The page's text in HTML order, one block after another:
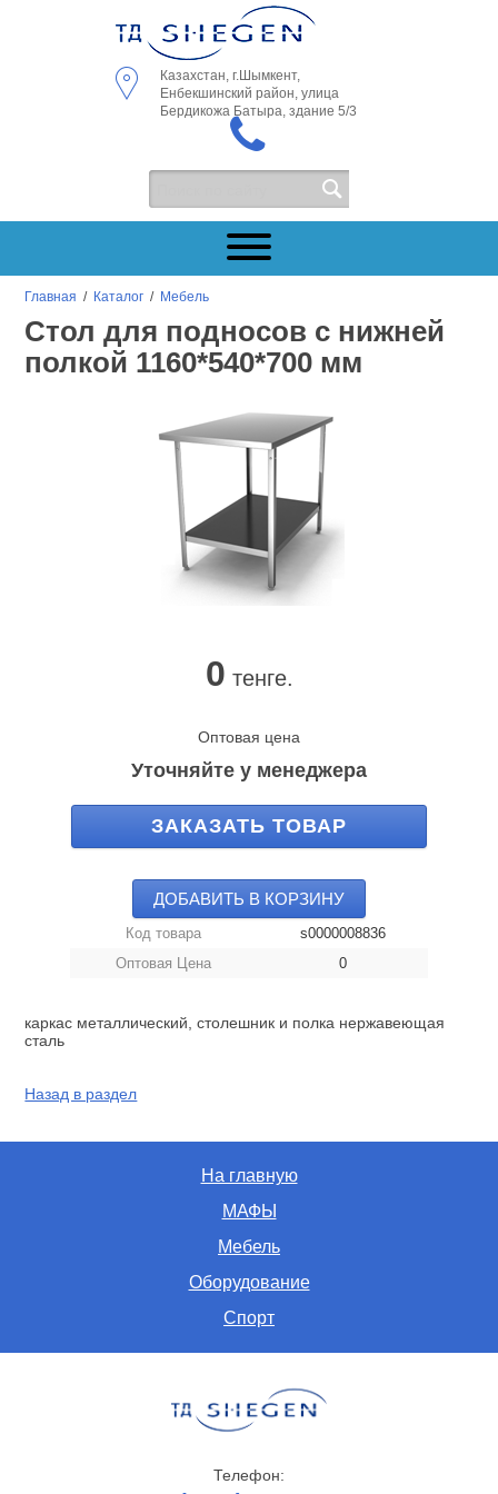
Казахстан, г.Шымкент,
Енбекшинский район, улица
Бердикожа Батыра, здание 5/3
Главная / Каталог / Мебель
Стол для подносов с нижней
полкой 1160*540*700 мм
0 тенге.
Оптовая цена
Уточняйте у менеджера
ЗАКАЗАТЬ ТОВАР
ДОБАВИТЬ В КОРЗИНУ
Код товара
s0000008836
Оптовая Цена
0
каркас металлический, столешник и полка нержавеющая
сталь
Назад в раздел
На главную
МАФЫ
Мебель
Оборудование
Спорт
Телефон: